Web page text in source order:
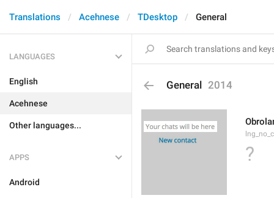
Translations Acehnese TDesktop General
LANGUAGES
English
Acehnese
Other languages...
APPS
Android
General 2014
?